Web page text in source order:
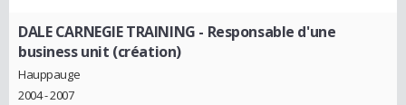
DALE CARNEGIE TRAINING - Responsable d'une
business unit (création)
Hauppauge
2004 - 2007